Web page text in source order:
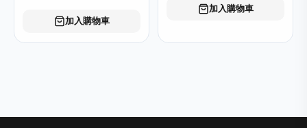
加入購物車
加入購物車